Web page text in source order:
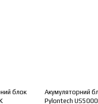
блок
Акумуляторний
Pylontech US5000